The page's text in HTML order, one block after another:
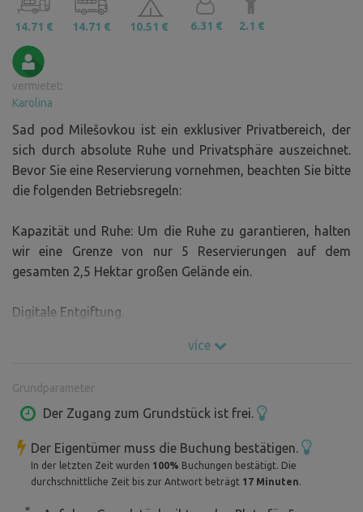
14.71 € 14.71 € 10.51 € 6.31 € 2.1 €
vermietet:
Karolina
Sad pod Milešovkou ist ein exklusiver Privatbereich, der
sich durch absolute Ruhe und Privatsphäre auszeichnet.
Bevor Sie eine Reservierung vornehmen, beachten Sie bitte
die folgenden Betriebsregeln:
Kapazität und Ruhe: Um die Ruhe zu garantieren, halten
wir eine Grenze von nur 5 Reservierungen auf dem
gesamten 2,5 Hektar großen Gelände ein.
Digitale Entgiftung.
Einschränkung der Bewegungsfreiheit: Auf dem gesamten
zu bewegen.
einverstanden, die dazu dienen, die einzigartige
Atmosphäre und die Sicherheit dieser historischen Stätte
více
Grundparameter
Der Zugang zum Grundstück ist frei.
Der Eigentümer muss die Buchung bestätigen.
In der letzten Zeit wurden 100% Buchungen bestätigt. Die
durchschnittliche Zeit bis zur Antwort beträgt 17 Minuten.